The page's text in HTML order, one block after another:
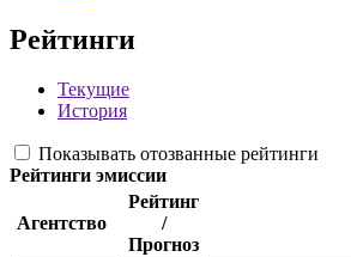
Рейтинги
Текущие
История
Показывать отозванные рейтинги
Рейтинги эмиссии
Агентство
Рейтинг
/
Прогноз